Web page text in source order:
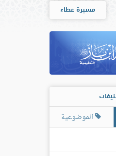
مسيرة عطاء
الموضوعية